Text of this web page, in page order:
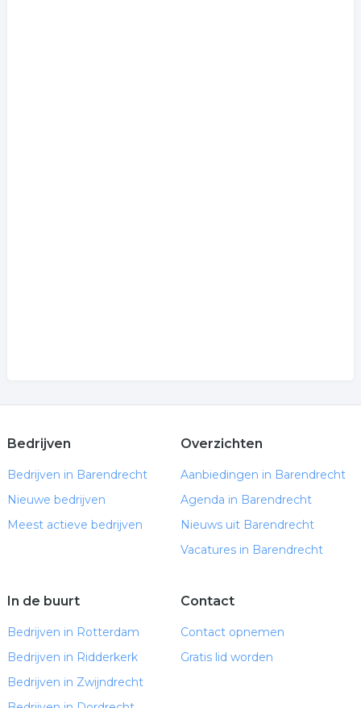
Bedrijven
Bedrijven in Barendrecht
Nieuwe bedrijven
Meest actieve bedrijven
Overzichten
Aanbiedingen in Barendrecht
Agenda in Barendrecht
Nieuws uit Barendrecht
Vacatures in Barendrecht
In de buurt
Bedrijven in Rotterdam
Bedrijven in Ridderkerk
Bedrijven in Zwijndrecht
Contact
Contact opnemen
Gratis lid worden